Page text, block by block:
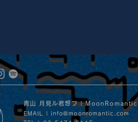
青山 月見ル君想フ | MoonRomantic
EMAIL |
info@moonromantic.com